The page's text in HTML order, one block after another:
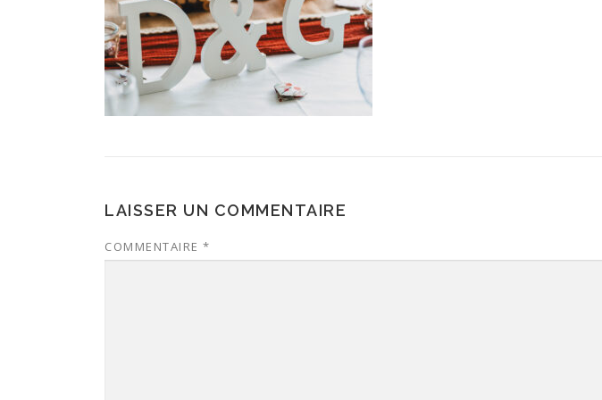
LAISSER UN COMMENTAIRE
COMMENTAIRE *